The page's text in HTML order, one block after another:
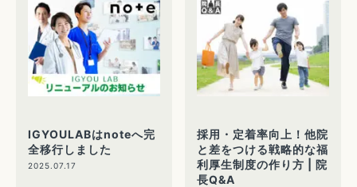
IGYOULABはnoteへ完
全移行しました
2025.07.17
採用・定着率向上！他院
と差をつける戦略的な福
利厚生制度の作り方 | 院
長Q&A